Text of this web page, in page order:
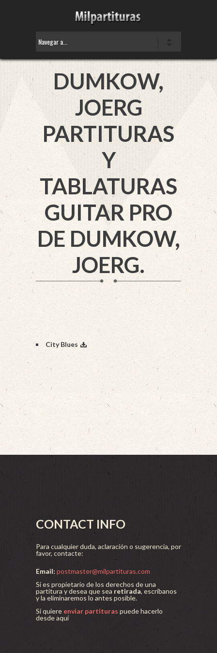
DUMKOW,
JOERG
PARTITURAS
Y
TABLATURAS
GUITAR PRO
DE DUMKOW,
JOERG.
City Blues
CONTACT INFO
Para cualquier duda, aclaración o sugerencia, por
favor, contacte:
Email: postmaster@milpartituras.com
Si es propietario de los derechos de una
partitura y desea que sea retirada, escríbanos
y la eliminaremos lo antes posible.
Si quiere enviar partituras puede hacerlo
desde aquí